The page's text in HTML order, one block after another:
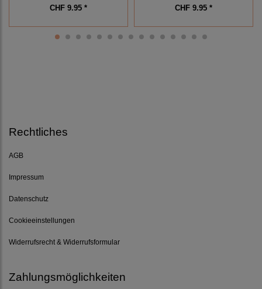
CHF 9.95 * CHF 9.95 *
Rechtliches
AGB
Impressum
Datenschutz
Cookieeinstellungen
Widerrufsrecht & Widerrufsformular
Zahlungsmöglichkeiten